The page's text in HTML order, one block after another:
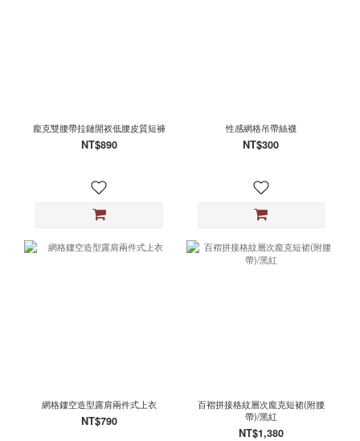
龐克雙腰帶拉鏈開衩低腰皮質短褲
NT$890
性感網格吊帶絲襪
NT$300
網格鏤空造型露肩兩件式上衣
NT$790
百褶拼接格紋層次龐克短裙(附腰
帶)/黑紅
NT$1,380